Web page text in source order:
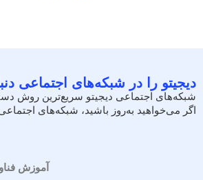
دیجیتو را در شبکه‌های اجتماعی
شبکه‌های اجتماعی دیجیتو سریع‌ترین روش
اگر می‌خواهید به‌روز باشید، شبکه‌های اجتماعی
آموزش